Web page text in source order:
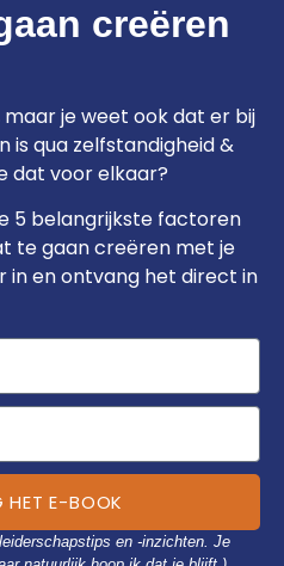
creëren
je weet ook dat er bij
is qua zelfstandigheid &
dat voor elkaar?
5 belangrijkste factoren
te gaan creëren met je
in en ontvang het direct in
HET E-BOOK
en -inzichten. Je